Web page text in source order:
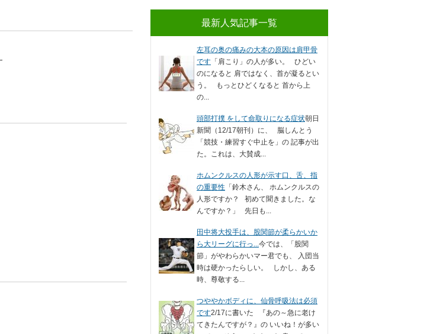
最新人気記事一覧
左耳の奥の痛みの大本の原因は肩甲骨
です 「肩こり」の人が多い。 ひどい
のになると 肩ではなく、首が凝るとい
う。 もっとひどくなると 首から上
の...
頭部打撲 をして命取りになる症状朝日
新聞（12/17朝刊）に、 脳しんとう
「競技・練習すぐ中止を」の 記事が出
た。これは、大賛成...
ホムンクルスの人形が示す口、舌、指
の重要性 「鈴木さん、 ホムンクルスの
人形ですか？ 初めて聞きました。な
んですか？」 先日も...
田中将大投手は、股関節が柔らかいか
ら大リーグに行っ...今では、「股関
節」がやわらかいマー君でも、 入団当
時は硬かったらしい。 しかし、ある
時、尊敬する...
つややかボディに、仙骨呼吸法は必須
です2/17に書いた 『あの～急に老け
てきたんですが？』の いいね！が多い